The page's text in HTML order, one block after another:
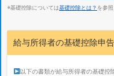
※基礎控除については基礎控除とは？ を参照
給与所得者の基礎控除申
以下の書類が給与所得者の基礎控